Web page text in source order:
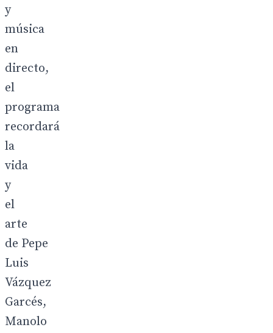
y
música
en
directo,
el
programa
recordará
la
vida
y
el
arte
de Pepe
Luis
Vázquez
Garcés,
Manolo